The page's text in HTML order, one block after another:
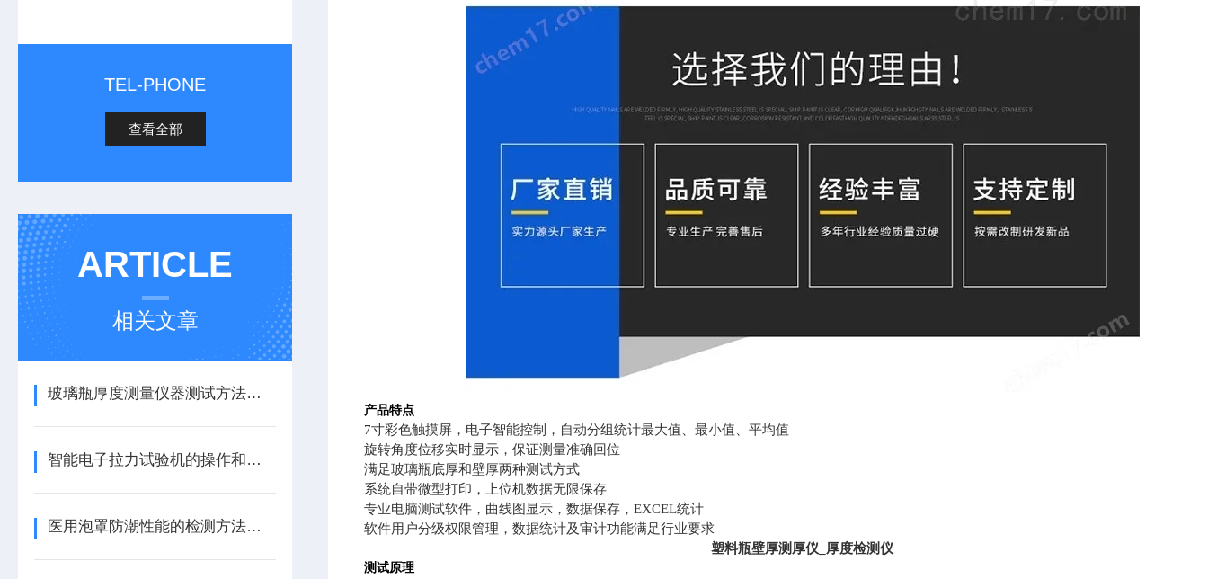
TEL-PHONE
查看全部
ARTICLE
相关文章
玻璃瓶厚度测量仪器测试方法步骤
智能电子拉力试验机的操作和维护要点
医用泡罩防潮性能的检测方法和仪器
产品特点
7寸彩色触摸屏，电子智能控制，自动分组统计最大值、最小值、平均值
旋转角度位移实时显示，保证测量准确回位
满足玻璃瓶底厚和壁厚两种测试方式
系统自带微型打印，上位机数据无限保存
专业电脑测试软件，曲线图显示，数据保存，EXCEL统计
软件用户分级权限管理，数据统计及审计功能满足行业要求
塑料瓶壁厚测厚仪_厚度检测仪
测试原理